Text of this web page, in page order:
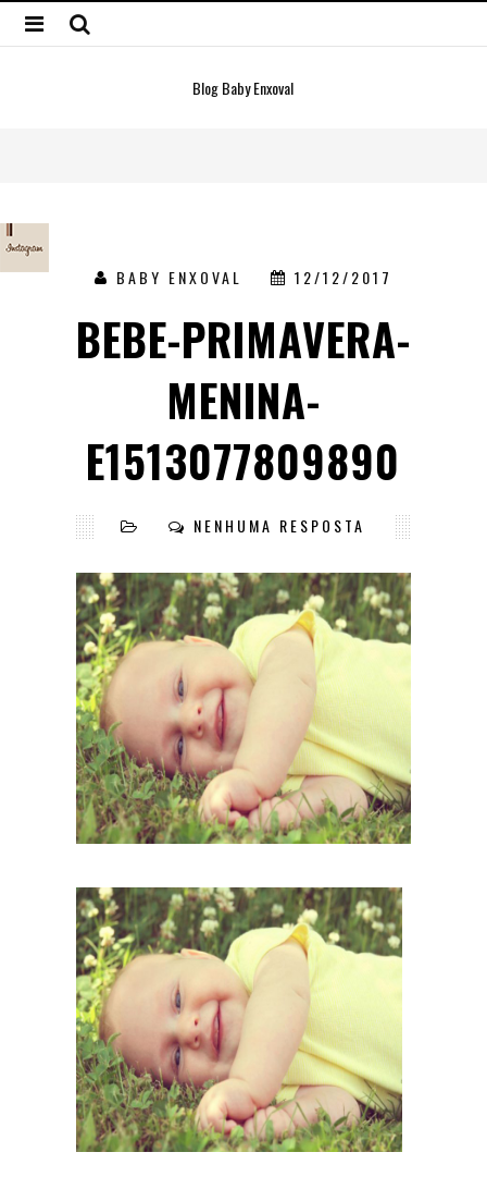
Blog Baby Enxoval
BABY ENXOVAL 12/12/2017
BEBE-PRIMAVERA-
MENINA-
E1513077809890
NENHUMA RESPOSTA